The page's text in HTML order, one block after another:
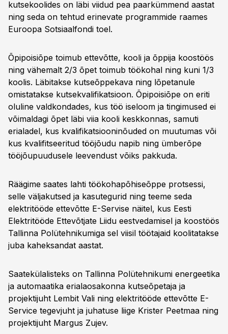
kutsekoolides on läbi viidud pea paarkümmend aastat
ning seda on tehtud erinevate programmide raames
Euroopa Sotsiaalfondi toel.
Õpipoisiõpe toimub ettevõtte, kooli ja õppija koostöös
ning vähemalt 2/3 õpet toimub töökohal ning kuni 1/3
koolis. Läbitakse kutseõppekava ning lõpetanule
omistatakse kutsekvalifikatsioon. Õpipoisiõpe on eriti
oluline valdkondades, kus töö iseloom ja tingimused ei
võimaldagi õpet läbi viia kooli keskkonnas, samuti
erialadel, kus kvalifikatsiooninõuded on muutumas või
kus kvalifitseeritud tööjõudu napib ning ümberõpe
tööjõupuudusele leevendust võiks pakkuda.
Räägime saates lahti töökohapõhiseõppe protsessi,
selle väljakutsed ja kasutegurid ning teeme seda
elektritööde ettevõtte E-Servise näitel, kus Eesti
Elektritööde Ettevõtjate Liidu eestvedamisel ja koostöös
Tallinna Polütehnikumiga sel viisil töötajaid koolitatakse
juba kaheksandat aastat.
Saatekülalisteks on Tallinna Polütehnikumi energeetika
ja automaatika erialaosakonna kutseõpetaja ja
projektijuht Lembit Vali ning elektritööde ettevõtte E-
Service tegevjuht ja juhatuse liige Krister Peetmaa ning
projektijuht Margus Zujev.